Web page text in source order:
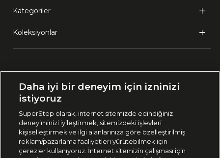
Kategoriler
Koleksiyonlar
🇹🇷 Türkiye
444 37 36
Daha iyi bir deneyim için izninizi
istiyoruz
SuperStep olarak, internet sitemizde edindiğiniz
deneyiminizi iyileştirmek, sitemizdeki işlevleri
kişiselleştirmek ve ilgi alanlarınıza göre özelleştirilmiş
reklam/pazarlama faaliyetleri yürütebilmek için
çerezler kullanıyoruz. İnternet sitemizin çalışması için